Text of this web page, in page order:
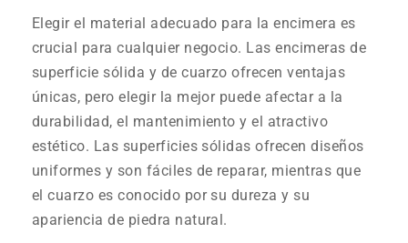
Elegir el material adecuado para la encimera es
crucial para cualquier negocio. Las encimeras de
superficie sólida y de cuarzo ofrecen ventajas
únicas, pero elegir la mejor puede afectar a la
durabilidad, el mantenimiento y el atractivo
estético. Las superficies sólidas ofrecen diseños
uniformes y son fáciles de reparar, mientras que
el cuarzo es conocido por su dureza y su
apariencia de piedra natural.